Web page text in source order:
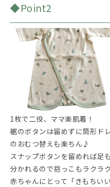
◆Point2
1枚で二役、ママ楽肌着！
裾のボタンは留めずに筒形ド
のおむつ替えも楽ちん♪
スナップボタンを留めれば足
分かれるので抱っこもラクラ
赤ちゃんにとって「きもちい